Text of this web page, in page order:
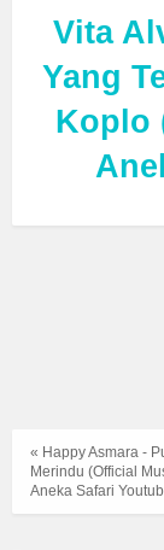
Vita
Yang
Koplo
« Happy Asmara -
Merindu (Official
Aneka Safari